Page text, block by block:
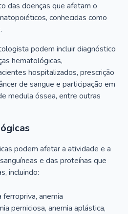
das doenças que afetam o
conhecidas como
podem incluir diagnóstico
hematológicas,
hospitalizados, prescrição
de sangue e participação em
medula óssea, entre outras
podem afetar a atividade e a
e das proteínas que
incluindo:
ferropriva, anemia
perniciosa, anemia aplástica,